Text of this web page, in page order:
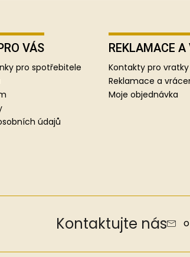
VÁS
pro spotřebitele
údajů
REKLAMACE A
Kontakty pro
Reklamace a
Moje objednávka
Kontaktujte nás